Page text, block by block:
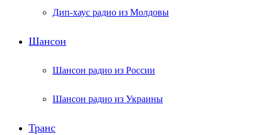
Дип-хаус радио из Молдовы
Шансон
Шансон радио из России
Шансон радио из Украины
Транс